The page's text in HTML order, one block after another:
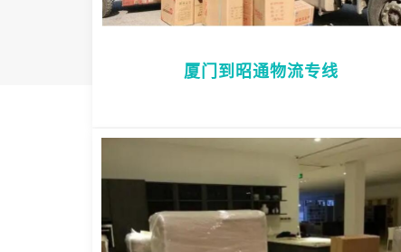
厦门到昭通物流专线